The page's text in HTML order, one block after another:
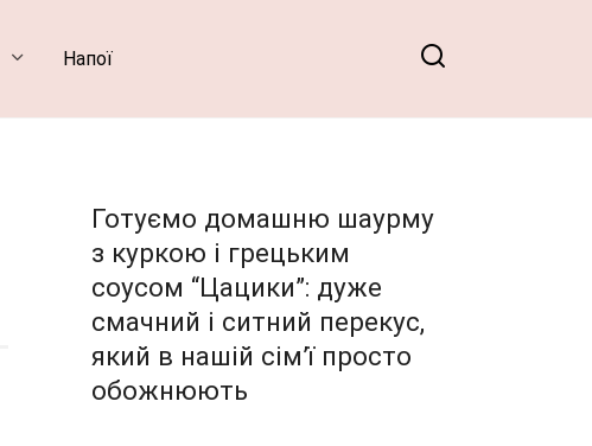
Напої
Готуємо домашню шаурму
з куркою і грецьким
соусом “Цацики”: дуже
смачний і ситний перекус,
який в нашій сім’ї просто
обожнюють